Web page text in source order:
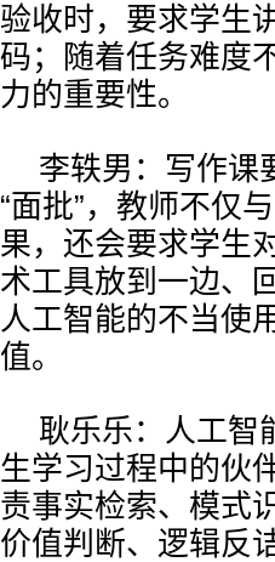
验收时，要求学生
码；随着任务难度
力的重要性。
李轶男：写作课
“面批”，教师不仅
果，还会要求学生
术工具放到一边、
人工智能的不当使
值。
耿乐乐：人工智
生学习过程中的伙
责事实检索、模式
价值判断、逻辑反